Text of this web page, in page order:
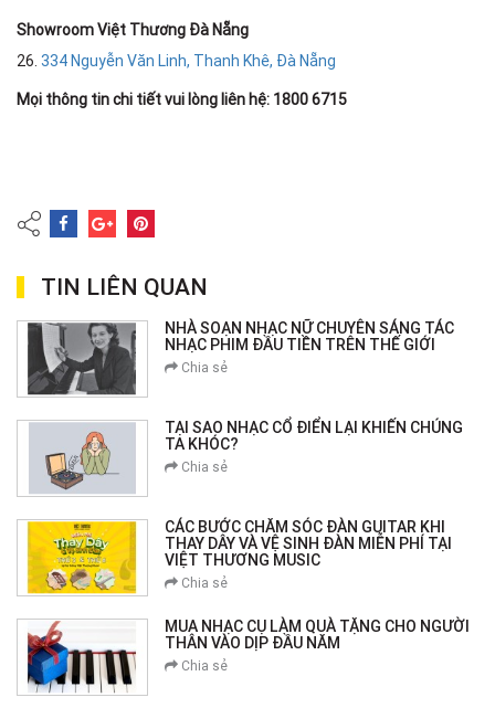
Showroom Việt Thương Đà Nẵng
26. 334 Nguyễn Văn Linh, Thanh Khê, Đà Nẵng
Mọi thông tin chi tiết vui lòng liên hệ: 1800 6715
TIN LIÊN QUAN
NHÀ SOẠN NHẠC NỮ CHUYÊN SÁNG TÁC
NHẠC PHIM ĐẦU TIỀN TRÊN THẾ GIỚI
Chia sẻ
TẠI SAO NHẠC CỔ ĐIỂN LẠI KHIẾN CHÚNG
TA KHÓC?
Chia sẻ
CÁC BƯỚC CHĂM SÓC ĐÀN GUITAR KHI
THAY DÂY VÀ VỆ SINH ĐÀN MIỄN PHÍ TẠI
VIỆT THƯƠNG MUSIC
Chia sẻ
MUA NHẠC CỤ LÀM QUÀ TẶNG CHO NGƯỜI
THÂN VÀO DỊP ĐẦU NĂM
Chia sẻ